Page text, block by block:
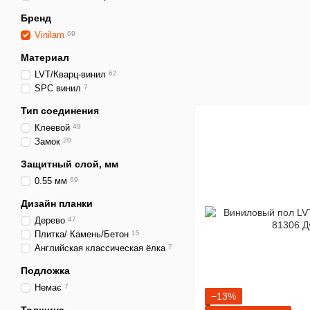
−13%
Бренд
Vinilam 69
Материал
LVT/Кварц-винил 62
SPC винил 7
Тип соединения
Клеевой 49
Замок 20
Защитный слой, мм
0.55 мм 69
Дизайн планки
Дерево 47
Плитка/ Камень/Бетон 15
Английская классическая ёлка 7
Подложка
Немає 7